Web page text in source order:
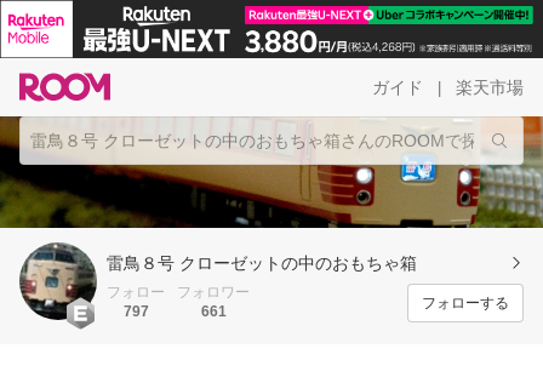
ガイド 楽天市場
雷鳥８号 クローゼットの中のおもちゃ箱
フォロー
797
フォロワー
661
フォローする